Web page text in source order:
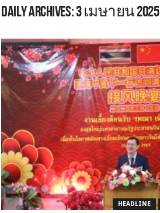
DAILY ARCHIVES:3 เมษายน 2025
HEADLINE